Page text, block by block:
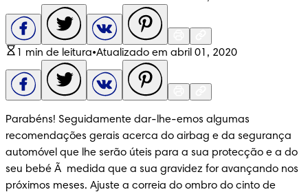
1 min de leitura•Atualizado em abril 01, 2020
Parabéns! Seguidamente dar-lhe-emos algumas
recomendações gerais acerca do airbag e da segurança
automóvel que lhe serão úteis para a sua protecção e a do
seu bebé Ã  medida que a sua gravidez for avançando nos
próximos meses. Ajuste a correia do ombro do cinto de